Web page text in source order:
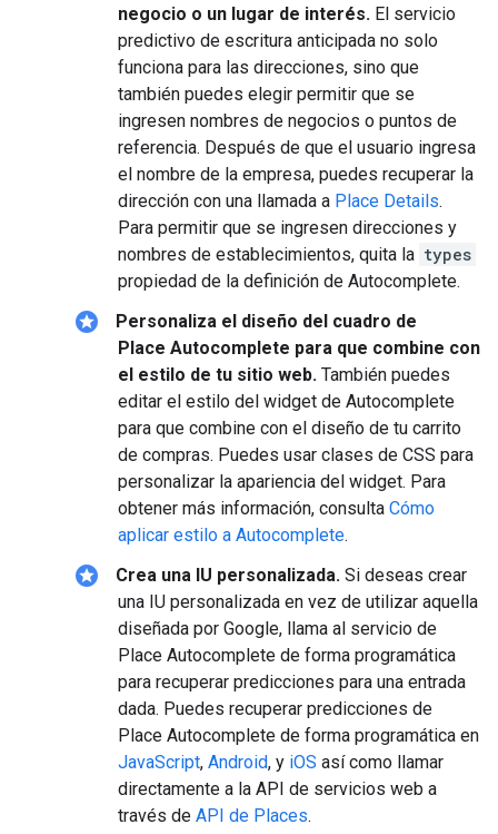
negocio o un lugar de interés. El servicio
predictivo de escritura anticipada no solo
funciona para las direcciones, sino que
también puedes elegir permitir que se
ingresen nombres de negocios o puntos de
referencia. Después de que el usuario ingresa
el nombre de la empresa, puedes recuperar la
dirección con una llamada a Place Details.
Para permitir que se ingresen direcciones y
nombres de establecimientos, quita la types
propiedad de la definición de Autocomplete.
stars
Personaliza el diseño del cuadro de
Place Autocomplete para que combine con
el estilo de tu sitio web. También puedes
editar el estilo del widget de Autocomplete
para que combine con el diseño de tu carrito
de compras. Puedes usar clases de CSS para
personalizar la apariencia del widget. Para
obtener más información, consulta Cómo
aplicar estilo a Autocomplete.
stars Crea una IU personalizada. Si deseas crear
una IU personalizada en vez de utilizar aquella
diseñada por Google, llama al servicio de
Place Autocomplete de forma programática
para recuperar predicciones para una entrada
dada. Puedes recuperar predicciones de
Place Autocomplete de forma programática en
JavaScript, Android, y iOS así como llamar
directamente a la API de servicios web a
través de API de Places.